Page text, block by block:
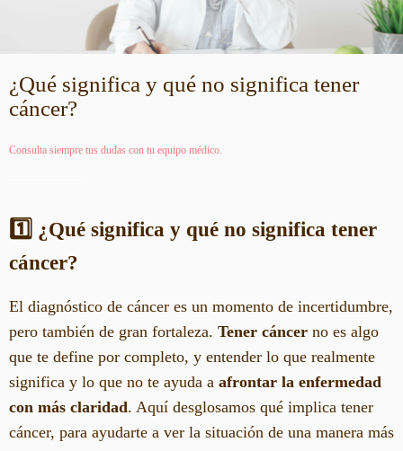
¿Qué significa y qué no significa tener
cáncer?
Consulta siempre tus dudas con tu equipo médico.
1️⃣ ¿Qué significa y qué no significa tener
cáncer?
El diagnóstico de cáncer es un momento de incertidumbre,
pero también de gran fortaleza. Tener cáncer no es algo
que te define por completo, y entender lo que realmente
significa y lo que no te ayuda a afrontar la enfermedad
con más claridad. Aquí desglosamos qué implica tener
cáncer, para ayudarte a ver la situación de una manera más